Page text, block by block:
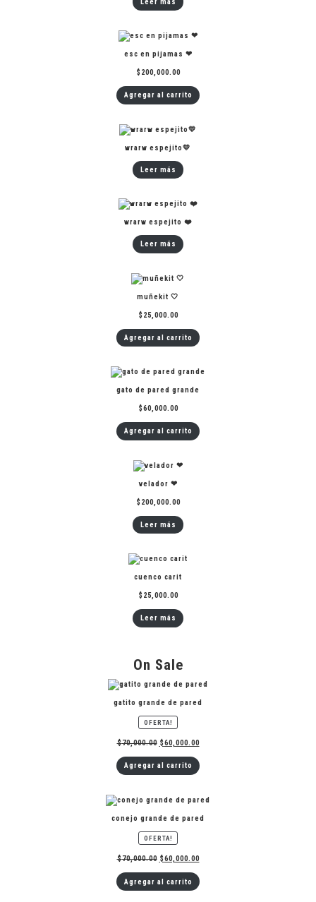
esc en pijamas ❤
$200,000.00
Agregar al carrito
wrarw espejito💛
Leer más
wrarw espejito ❤️
Leer más
muñekit 🤍
$25,000.00
Agregar al carrito
gato de pared grande
$60,000.00
Agregar al carrito
velador ❤︎
$200,000.00
Leer más
cuenco carit
$25,000.00
Leer más
On Sale
gatito grande de pared
OFERTA!
EN
OFERTA
$70,000.00 $60,000.00
Agregar al carrito
conejo grande de pared
OFERTA!
EN
OFERTA
$70,000.00 $60,000.00
Agregar al carrito